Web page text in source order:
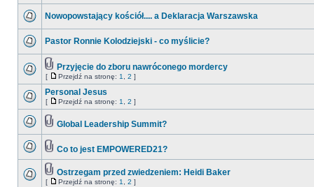
Nowopowstający kościół.... a Deklaracja Warszawska
Pastor Ronnie Kolodziejski - co myślicie?
Przyjęcie do zboru nawróconego mordercy
[ Przejdź na stronę: 1 2 ]
Personal Jesus
[ Przejdź na stronę: 1 2 ]
Global Leadership Summit?
Co to jest EMPOWERED21?
Ostrzegam przed zwiedzeniem: Heidi Baker
[ Przejdź na stronę: 1 2 ]